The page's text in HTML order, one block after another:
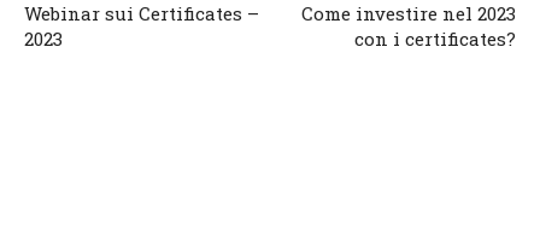
Webinar sui Certificates –
2023
Come investire nel 2023
con i certificates?